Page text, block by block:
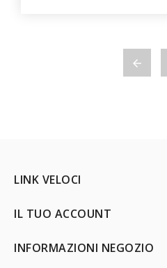

LINK VELOCI
IL TUO ACCOUNT
INFORMAZIONI NEGOZIO